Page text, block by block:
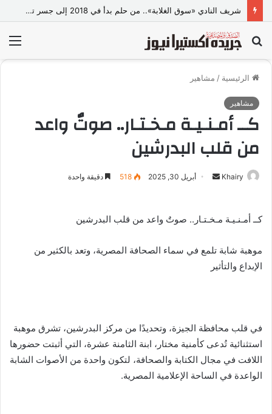
شريف النادي «سوق الغلابة».. من حلم بدأ في 2018 إلى جسر تجاري وصناعي بين مصر والصين
بحث
عن
الرئيسية / مشاهير
مشاهير
كــ أمـنـيـة مـخـتـار.. صوتٌ واعد
من قلب البدرشين
Khairy
ل
ر
ر
و
أبريل 30, 2025 518 دقيقة واحدة
كــ أمـنـيـة مـخـتـار.. صوتٌ واعد من قلب البدرشين
موهبة شابة تلمع في سماء الصحافة المصرية، وتعد بالكثير من
الإبداع والتأثير
في قلب محافظة الجيزة، وتحديدًا من مركز البدرشين، تشرق موهبة
استثنائية تُدعى كأمنية مختار، ابنة الثامنة عشرة، التي أثبتت حضورها
اللافت في مجال الكتابة والصحافة، لتكون واحدة من الأصوات الشابة
الواعدة في الساحة الإعلامية المصرية.